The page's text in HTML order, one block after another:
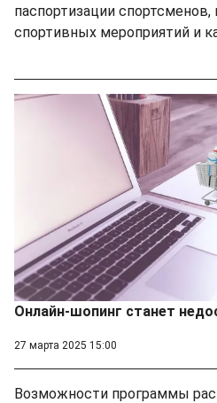
паспортизации
спортивных мероприятий и
Онлайн-шопинг станет
27 марта 2025 15:00
Возможности программы